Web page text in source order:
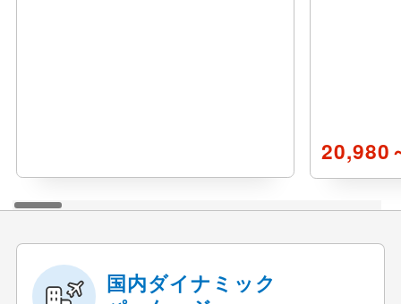
20,980
国内ダイナミック